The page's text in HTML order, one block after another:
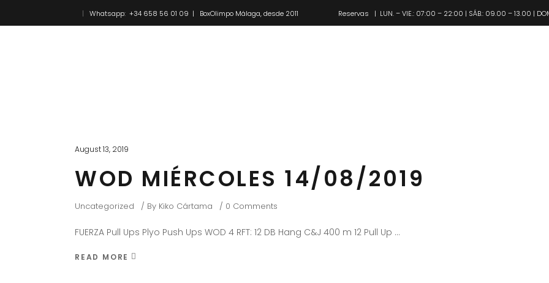
Whatsapp: +34 658 56 01 09 | BoxOlimpo Málaga, desde 2011 Reservas | LUN. – VIE.: 07:00 – 22:00 | SÁB.: 09.00 – 13.00 |
August 13, 2019
WOD MIÉRCOLES 14/08/2019
Uncategorized By Kiko Cártama 0 Comments
FUERZA Pull Ups Plyo Push Ups WOD 4 RFT: 12 DB Hang C&J 400 m 12 Pull Up
READ MORE